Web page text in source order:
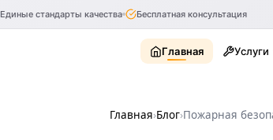
Единые стандарты качества Бесплатная консультация
Главная Услуги
Главная Блог Пожарная